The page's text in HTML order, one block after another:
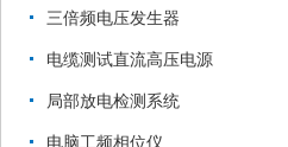
三倍频电压发生器
电缆测试直流高压电源
局部放电检测系统
电脑工频相位仪